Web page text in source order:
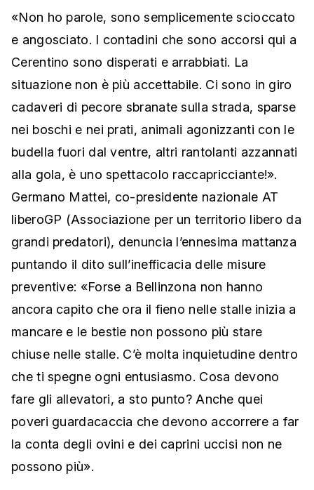
«Non ho parole, sono semplicemente scioccato
e angosciato. I contadini che sono accorsi qui a
Cerentino sono disperati e arrabbiati. La
situazione non è più accettabile. Ci sono in giro
cadaveri di pecore sbranate sulla strada, sparse
nei boschi e nei prati, animali agonizzanti con le
budella fuori dal ventre, altri rantolanti azzannati
alla gola, è uno spettacolo raccapricciante!».
Germano Mattei, co-presidente nazionale AT
liberoGP (Associazione per un territorio libero da
grandi predatori), denuncia l’ennesima mattanza
puntando il dito sull’inefficacia delle misure
preventive: «Forse a Bellinzona non hanno
ancora capito che ora il fieno nelle stalle inizia a
mancare e le bestie non possono più stare
chiuse nelle stalle. C’è molta inquietudine dentro
che ti spegne ogni entusiasmo. Cosa devono
fare gli allevatori, a sto punto? Anche quei
poveri guardacaccia che devono accorrere a far
la conta degli ovini e dei caprini uccisi non ne
possono più».